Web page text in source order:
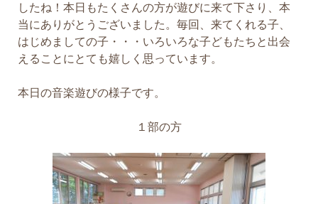
したね！本日もたくさんの方が遊びに来て下さり、本
当にありがとうございました。毎回、来てくれる子、
はじめましての子・・・いろいろな子どもたちと出会
えることにとても嬉しく思っています。
本日の音楽遊びの様子です。
１部の方